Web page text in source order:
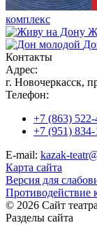
комплекс
Контакты
Адрес:
г. Новочеркасск,
Телефон:
+7 (863)
+7 (951)
E-mail: kazak-
Карта сайта
Версия для
Противодействие
© 2026 Сайт
Разделы сайта